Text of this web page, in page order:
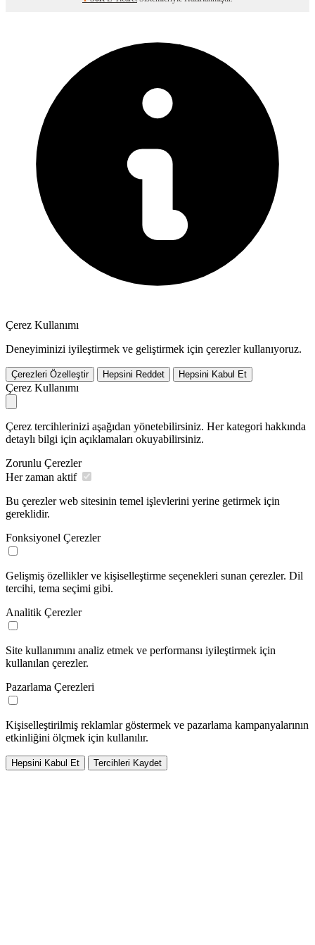
Çerez Kullanımı
Deneyiminizi iyileştirmek ve geliştirmek için çerezler kullanıyoruz.
Çerezleri Özelleştir Hepsini Reddet Hepsini Kabul Et
Çerez Kullanımı
Çerez tercihlerinizi aşağıdan yönetebilirsiniz. Her kategori hakkında
detaylı bilgi için açıklamaları okuyabilirsiniz.
Zorunlu Çerezler
Her zaman aktif
Bu çerezler web sitesinin temel işlevlerini yerine getirmek için
gereklidir.
Fonksiyonel Çerezler
Gelişmiş özellikler ve kişiselleştirme seçenekleri sunan çerezler. Dil
tercihi, tema seçimi gibi.
Analitik Çerezler
Site kullanımını analiz etmek ve performansı iyileştirmek için
kullanılan çerezler.
Pazarlama Çerezleri
Kişiselleştirilmiş reklamlar göstermek ve pazarlama kampanyalarının
etkinliğini ölçmek için kullanılır.
Hepsini Kabul Et Tercihleri Kaydet